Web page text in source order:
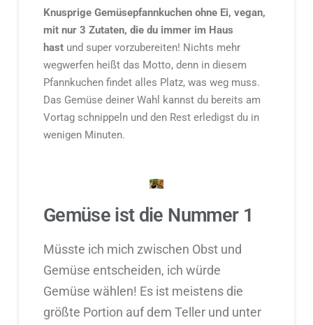
Knusprige Gemüsepfannkuchen ohne Ei, vegan,
mit nur 3 Zutaten, die du immer im Haus
hast und super vorzubereiten! Nichts mehr
wegwerfen heißt das Motto, denn in diesem
Pfannkuchen findet alles Platz, was weg muss.
Das Gemüse deiner Wahl kannst du bereits am
Vortag schnippeln und den Rest erledigst du in
wenigen Minuten.
Gemüse ist die Nummer 1
Müsste ich mich zwischen Obst und
Gemüse entscheiden, ich würde
Gemüse wählen! Es ist meistens die
größte Portion auf dem Teller und unter